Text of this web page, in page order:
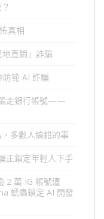
真相
直銷」詐騙
範 AI 詐騙
騙走銀行帳號——
多數人搞錯的事
正鎖定年輕人下手
2 萬 IG 帳號遭
蠕蟲鎖定 AI 開發